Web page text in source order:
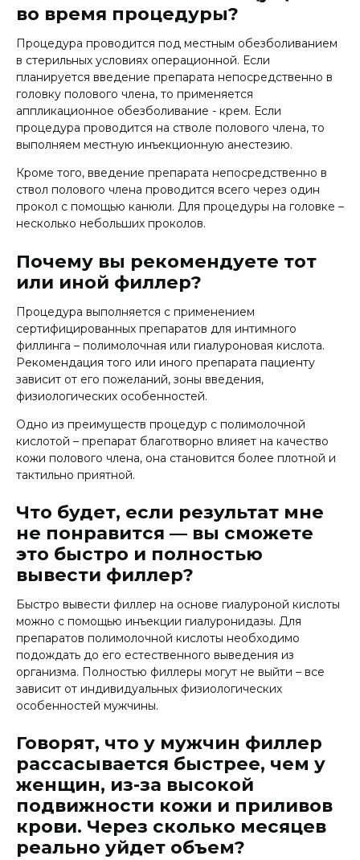
во время процедуры?
Процедура проводится под местным обезболиванием
в стерильных условиях операционной. Если
планируется введение препарата непосредственно в
головку полового члена, то применяется
аппликационное обезболивание - крем. Если
процедура проводится на стволе полового члена, то
выполняем местную инъекционную анестезию.
Кроме того, введение препарата непосредственно в
ствол полового члена проводится всего через один
прокол с помощью канюли. Для процедуры на головке –
несколько небольших проколов.
Почему вы рекомендуете тот
или иной филлер?
Процедура выполняется с применением
сертифицированных препаратов для интимного
филлинга – полимолочная или гиалуроновая кислота.
Рекомендация того или иного препарата пациенту
зависит от его пожеланий, зоны введения,
физиологических особенностей.
Одно из преимуществ процедур с полимолочной
кислотой – препарат благотворно влияет на качество
кожи полового члена, она становится более плотной и
тактильно приятной.
Что будет, если результат мне
не понравится — вы сможете
это быстро и полностью
вывести филлер?
Быстро вывести филлер на основе гиалуроной кислоты
можно с помощью инъекции гиалуронидазы. Для
препаратов полимолочной кислоты необходимо
подождать до его естественного выведения из
организма. Полностью филлеры могут не выйти – все
зависит от индивидуальных физиологических
особенностей мужчины.
Говорят, что у мужчин филлер
рассасывается быстрее, чем у
женщин, из-за высокой
подвижности кожи и приливов
крови. Через сколько месяцев
реально уйдет объем?